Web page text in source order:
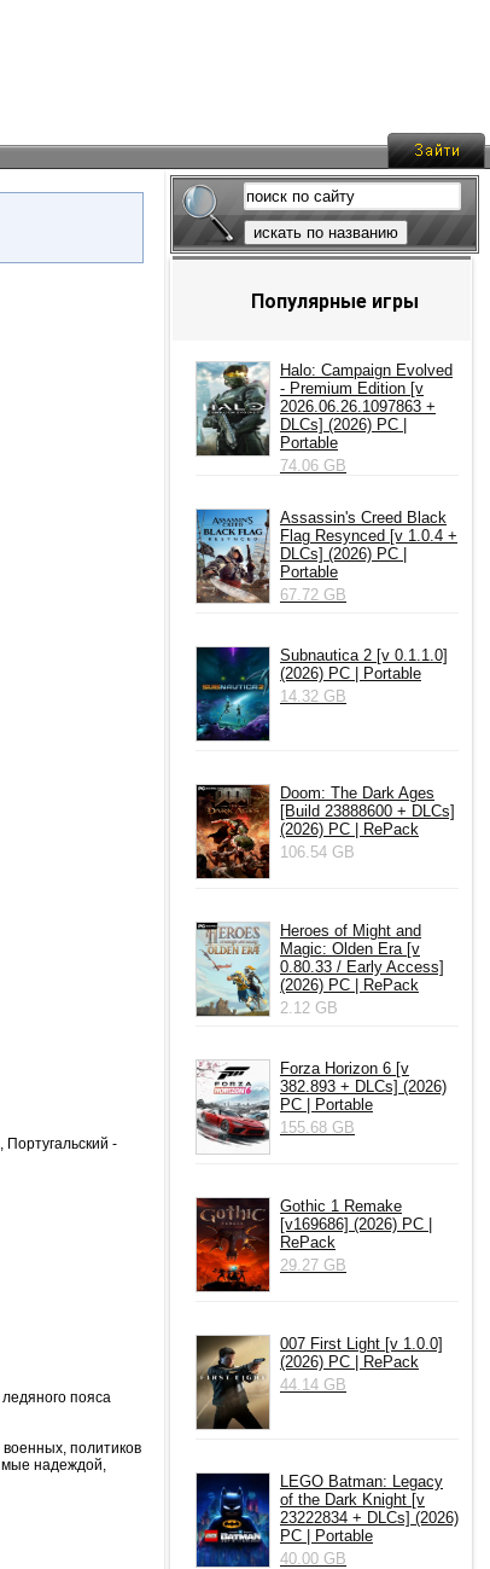
-
пояса
политиков
надеждой,
искать по названию
Популярные игры
Halo: Campaign Evolved
- Premium Edition [v
2026.06.26.1097863 +
DLCs] (2026) PC |
Portable
74.06 GB
Assassin's Creed Black
Flag Resynced [v 1.0.4 +
DLCs] (2026) PC |
Portable
67.72 GB
Subnautica 2 [v 0.1.1.0]
(2026) PC | Portable
14.32 GB
Doom: The Dark Ages
[Build 23888600 + DLCs]
(2026) PC | RePack
106.54 GB
Heroes of Might and
Magic: Olden Era [v
0.80.33 / Early Access]
(2026) PC | RePack
2.12 GB
Forza Horizon 6 [v
382.893 + DLCs] (2026)
PC | Portable
155.68 GB
Gothic 1 Remake
[v169686] (2026) PC |
RePack
29.27 GB
007 First Light [v 1.0.0]
(2026) PC | RePack
44.14 GB
LEGO Batman: Legacy
of the Dark Knight [v
23222834 + DLCs] (2026)
PC | Portable
40.00 GB